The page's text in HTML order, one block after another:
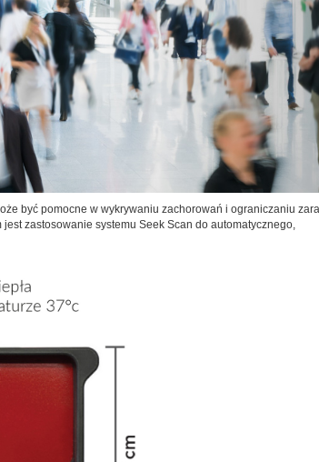
być pomocne w wykrywaniu zachorowań i ograniczaniu
zastosowanie systemu Seek Scan do automatycznego,